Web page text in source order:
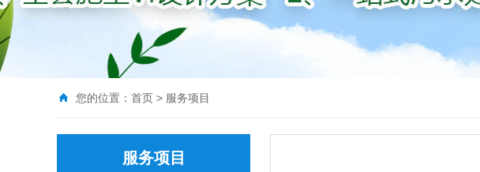
您的位置： 首页 > 服务项目
服务项目